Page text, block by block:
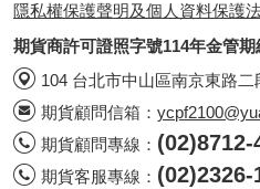
隱私權保護聲明及個人資料保護
期貨商許可證照字號114年金管
104 台北市中山區南京東路
期貨顧問信箱：
期貨顧問專線： (02)8712-
期貨客服專線：